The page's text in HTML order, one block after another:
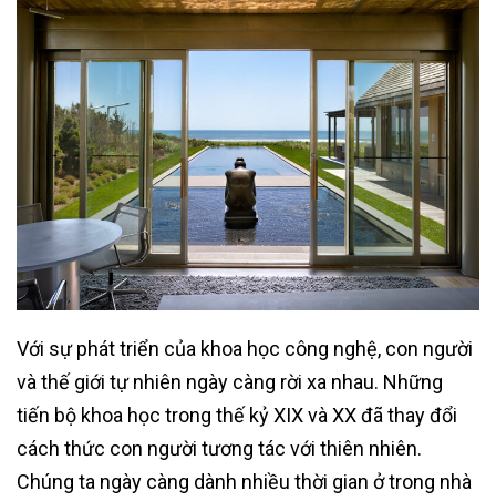
Với sự phát triển của khoa học công nghệ, con người
và thế giới tự nhiên ngày càng rời xa nhau. Những
tiến bộ khoa học trong thế kỷ XIX và XX đã thay đổi
cách thức con người tương tác với thiên nhiên.
Chúng ta ngày càng dành nhiều thời gian ở trong nhà